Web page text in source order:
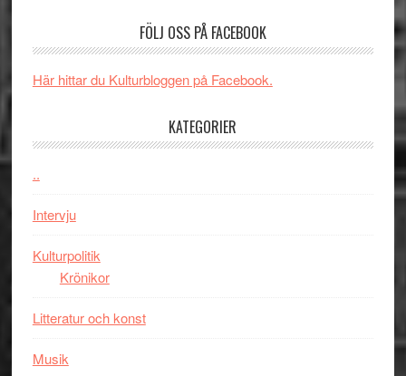
Brand
kan
FÖLJ OSS PÅ FACEBOOK
Här hittar du Kulturbloggen på Facebook.
KATEGORIER
..
Intervju
Kulturpolitik
Krönikor
Litteratur och konst
Musik